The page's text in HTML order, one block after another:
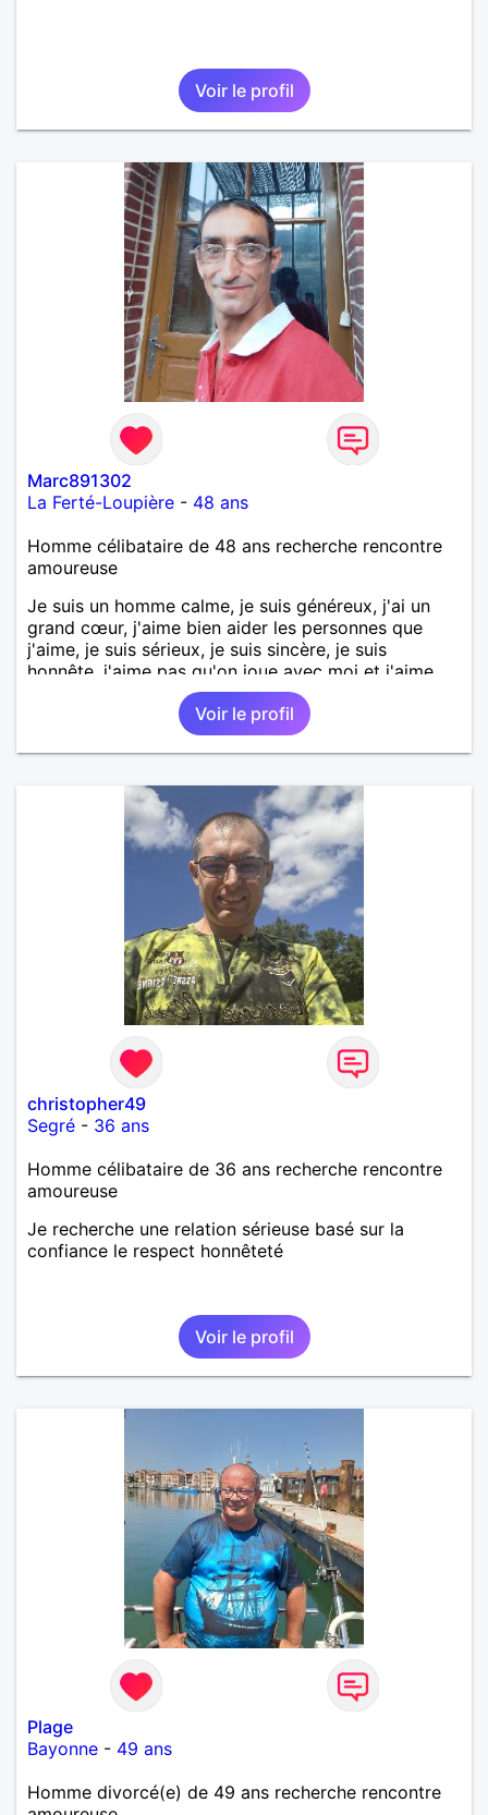
Voir le profil
Marc891302
La Ferté-Loupière - 48 ans
Homme célibataire de 48 ans recherche rencontre
amoureuse
Je suis un homme calme, je suis généreux, j'ai un
grand cœur, j'aime bien aider les personnes que
j'aime, je suis sérieux, je suis sincère, je suis
honnête, j'aime pas qu'on joue avec moi et j'aime
pas les mensonges. Je cherche une relation
amoureuse et sérieuse.Voir le profil
christopher49
Segré - 36 ans
Homme célibataire de 36 ans recherche rencontre
amoureuse
Je recherche une relation sérieuse basé sur la
confiance le respect honnêteté
Voir le profil
Plage
Bayonne - 49 ans
Homme divorcé(e) de 49 ans recherche rencontre